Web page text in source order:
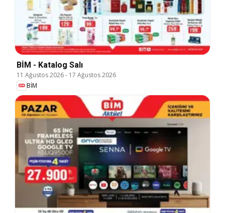
BİM - Katalog Salı
11 Ağustos 2026- 17 Ağustos 2026
BİM